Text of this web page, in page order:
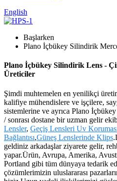
English
Başlarken
Plano İçbükey Silindirik
Plano İçbükey Silindirik Lens -
Üreticiler
Şimdi muhtemelen en yenilikçi
kalifiye mühendislere ve işçilere,
sistemlerine ve ayrıca Plano
/ sonrası dostane bir uzman gelir
Lensler, Geçiş Lensleri Uv
Bağlantısı,Güneş Lenslerinde Klips
geldiniz arkadaşlar ziyarete gelir,
yapar.Ürün, Avrupa, Amerika,
Portland gibi tüm dünyaya tedarik
çözümlerimizin uluslararası